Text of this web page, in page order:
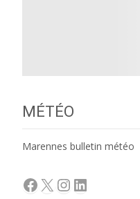
MÉTÉO
Marennes bulletin météo
Facebook
X Instagram
LinkedIn